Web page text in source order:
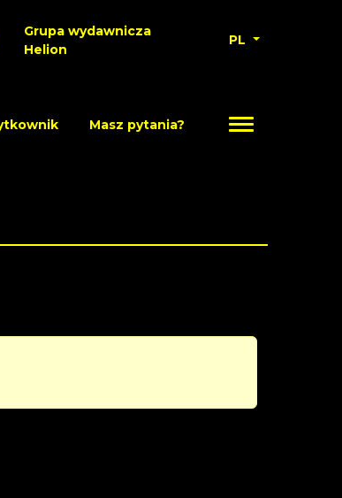
Grupa wydawnicza
Helion
PL
Masz pytania?